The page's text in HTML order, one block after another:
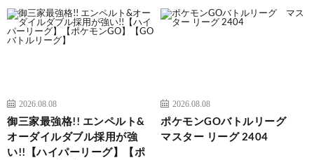
2026.08.08
御三家最強格!! エンペルト&
オーダイルダブル採用が強
い!!【ハイパーリーグ】【ポ
2026.08.08
ポケモンGOバトルリーグ
マスター リーグ 2404